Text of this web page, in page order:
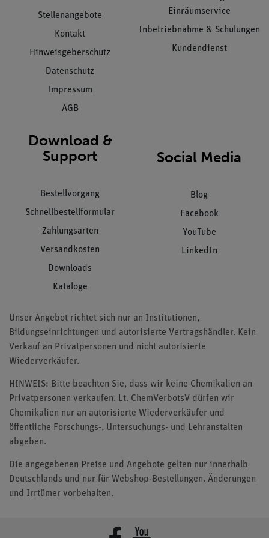
Stellenangebote
Kontakt
Hinweisgeberschutz
Datenschutz
Impressum
AGB
Einräumservice
Inbetriebnahme & Schulungen
Kundendienst
Download &
Support
Bestellvorgang
Schnellbestellformular
Zahlungsarten
Versandkosten
Downloads
Kataloge
Social Media
Blog
Facebook
YouTube
LinkedIn
Unser Angebot richtet sich nur an Institutionen,
Bildungseinrichtungen und autorisierte Vertragshändler. Kein
Verkauf an Privatpersonen und nicht autorisierte
Wiederverkäufer.
HINWEIS: Bitte beachten Sie, dass wir keine Chemikalien an
Privatpersonen verkaufen. Lt. ChemVerbotsV dürfen wir
Chemikalien nur an autorisierte Wiederverkäufer und
öffentliche Forschungs-, Untersuchungs- und Lehranstalten
abgeben.
Die angegebenen Preise und Angebote gelten nur innerhalb
Deutschlands und nur für Webshop-Bestellungen. Änderungen
und Irrtümer vorbehalten.